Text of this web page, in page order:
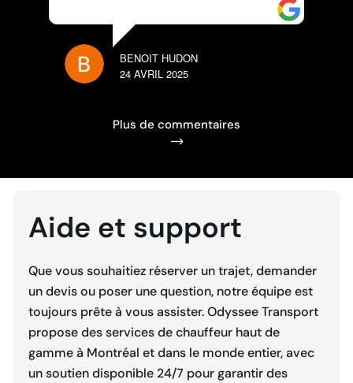
BENOIT HUDON
24 AVRIL 2025
Plus de commentaires
Aide et support
Que vous souhaitiez réserver un trajet, demander
un devis ou poser une question, notre équipe est
toujours prête à vous assister. Odyssee Transport
propose des services de chauffeur haut de
gamme à Montréal et dans le monde entier, avec
un soutien disponible 24/7 pour garantir des